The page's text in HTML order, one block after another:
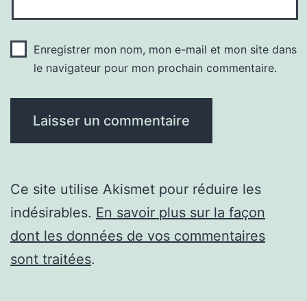
Enregistrer mon nom, mon e-mail et mon site dans
le navigateur pour mon prochain commentaire.
Ce site utilise Akismet pour réduire les
indésirables. En savoir plus sur la façon
dont les données de vos commentaires
sont traitées.